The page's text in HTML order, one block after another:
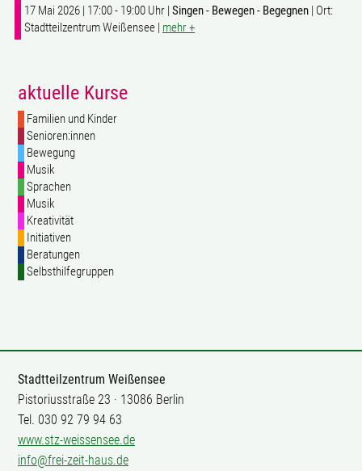
17 Mai 2026 | 17:00 - 19:00 Uhr | Singen - Bewegen - Begegnen | Ort:
Stadtteilzentrum Weißensee | mehr +
aktuelle Kurse
Familien und Kinder
Senioren:innen
Bewegung
Musik
Sprachen
Musik
Kreativität
Initiativen
Beratungen
Selbsthilfegruppen
Stadtteilzentrum Weißensee
Pistoriusstraße 23 · 13086 Berlin
Tel. 030 92 79 94 63
www.stz-weissensee.de
info@frei-zeit-haus.de